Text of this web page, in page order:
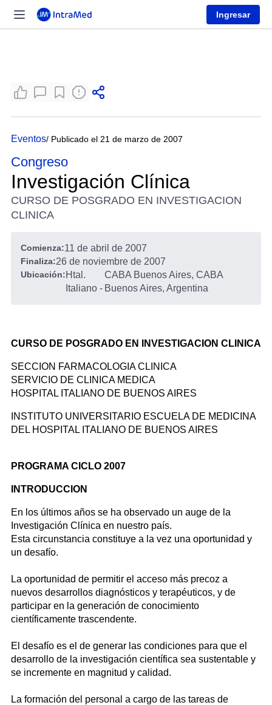
Ingresar
Eventos/ Publicado el 21 de marzo de 2007
Congreso
Investigación Clínica
CURSO DE POSGRADO EN INVESTIGACION
CLINICA
Comienza:11 de abril de 2007
Finaliza:26 de noviembre de 2007
Ubicación:Htal.
Italiano -
CABA Buenos Aires, CABA
Buenos Aires, Argentina
CURSO DE POSGRADO EN INVESTIGACION CLINICA
SECCION FARMACOLOGIA CLINICA
SERVICIO DE CLINICA MEDICA
HOSPITAL ITALIANO DE BUENOS AIRES
INSTITUTO UNIVERSITARIO ESCUELA DE MEDICINA
DEL HOSPITAL ITALIANO DE BUENOS AIRES
PROGRAMA CICLO 2007
INTRODUCCION
En los últimos años se ha observado un auge de la
Investigación Clínica en nuestro país.
Esta circunstancia constituye a la vez una oportunidad y
un desafío.
La oportunidad de permitir el acceso más precoz a
nuevos desarrollos diagnósticos y terapéuticos, y de
participar en la generación de conocimiento
científicamente trascendente.
El desafío es el de generar las condiciones para que el
desarrollo de la investigación científica sea sustentable y
se incremente en magnitud y calidad.
La formación del personal a cargo de las tareas de